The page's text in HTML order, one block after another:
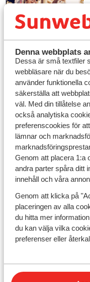
Denna webbplats
Dessa är små textfiler
webbläsare när du
använder funktionella
säkerställa att
väl. Med din tillåtelse
också analytiska
preferenscookies för
lämnar och
Genom att placera 1:a
andra parter spåra ditt
innehåll och våra
Genom att klicka på
placeringen av alla
du hitta mer
du kan välja vilka
preferenser eller
Tillbaka
Sunweb
Nyhetsbrev
Kontakta oss
Om Sunweb
Blogg
Jobba hos oss
Cookiesinställningar